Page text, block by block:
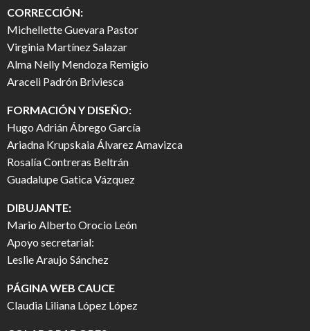
CORRECCIÓN:
Michellette Guevara Pastor
Virginia Martínez Salazar
Alma Nelly Mendoza Remigio
Araceli Padrón Briviesca
FORMACIÓN Y DISEÑO:
Hugo Adrián Ábrego García
Ariadna Krupskaia Álvarez Amavizca
Rosalía Contreras Beltrán
Guadalupe Gatica Vázquez
DIBUJANTE:
Mario Alberto Orocio León
Apoyo secretarial:
Leslie Araujo Sánchez
PÁGINA WEB CAUCE
Claudia Liliana López López